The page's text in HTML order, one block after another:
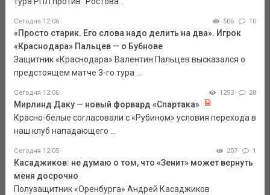
Сегодня 12:06 506 10
«Просто старик. Его слова надо делить на два». Игрок
«Краснодара» Пальцев — о Бубнове
Защитник «Краснодара» Валентин Пальцев высказался о
предстоящем матче 3-го тура ...
Сегодня 12:06 1293 28
Мирлинд Даку — новый форвард «Спартака»
Красно-белые согласовали с «Рубином» условия перехода в
наш клуб нападающего ...
Сегодня 12:05 207 1
Касаджиков: не думаю о том, что «Зенит» может вернуть
меня досрочно
Полузащитник «Оренбурга» Андрей Касаджиков